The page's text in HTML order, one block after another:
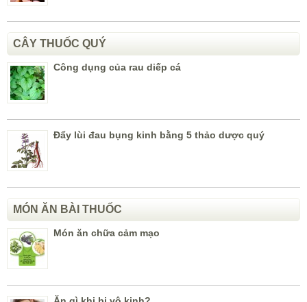
CÂY THUỐC QUÝ
Công dụng của rau diếp cá
Đẩy lùi đau bụng kinh bằng 5 thảo dược quý
MÓN ĂN BÀI THUỐC
Món ăn chữa cảm mạo